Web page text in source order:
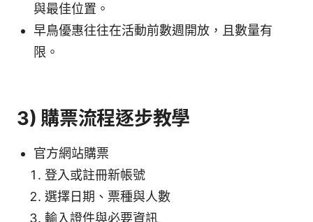
與最佳位置。
早鳥優惠往往在活動前數週開放，且數量有
限。
3) 購票流程逐步教學
官方網站購票
登入或註冊新帳號
選擇日期、票種與人數
輸入證件與必要資訊